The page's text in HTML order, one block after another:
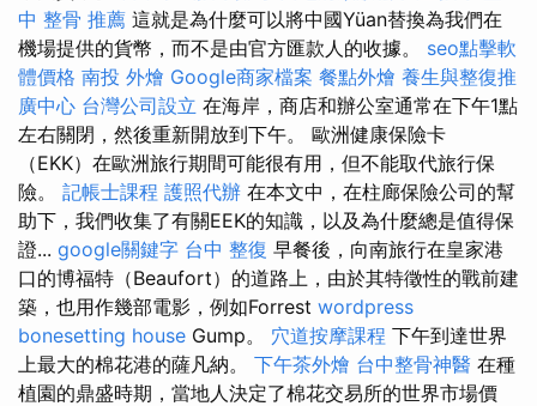
中 整骨 推薦 這就是為什麼可以將中國Yüan替換為我們在
機場提供的貨幣，而不是由官方匯款人的收據。 seo點擊軟
體價格 南投 外燴 Google商家檔案 餐點外燴 養生與整復推
廣中心 台灣公司設立 在海岸，商店和辦公室通常在下午1點
左右關閉，然後重新開放到下午。 歐洲健康保險卡
（EKK）在歐洲旅行期間可能很有用，但不能取代旅行保
險。 記帳士課程 護照代辦 在本文中，在柱廊保險公司的幫
助下，我們收集了有關EEK的知識，以及為什麼總是值得保
證... google關鍵字 台中 整復 早餐後，向南旅行在皇家港
口的博福特（Beaufort）的道路上，由於其特徵性的戰前建
築，也用作幾部電影，例如Forrest wordpress
bonesetting house Gump。 穴道按摩課程 下午到達世界
上最大的棉花港的薩凡納。 下午茶外燴 台中整骨神醫 在種
植園的鼎盛時期，當地人決定了棉花交易所的世界市場價